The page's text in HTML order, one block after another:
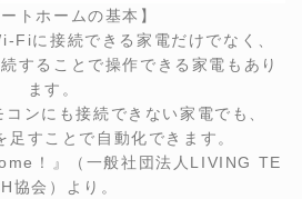
ートホームの基本】
Fiに接続できる家電だけでなく、
することで操作できる家電もあり
ます。
ンにも接続できない家電でも、
足すことで自動化できます。
！』（一般社団法人LIVING TE
協会）より。